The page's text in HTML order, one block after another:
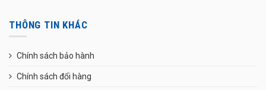
THÔNG TIN KHÁC
Chính sách bảo hành
Chính sách đổi hàng